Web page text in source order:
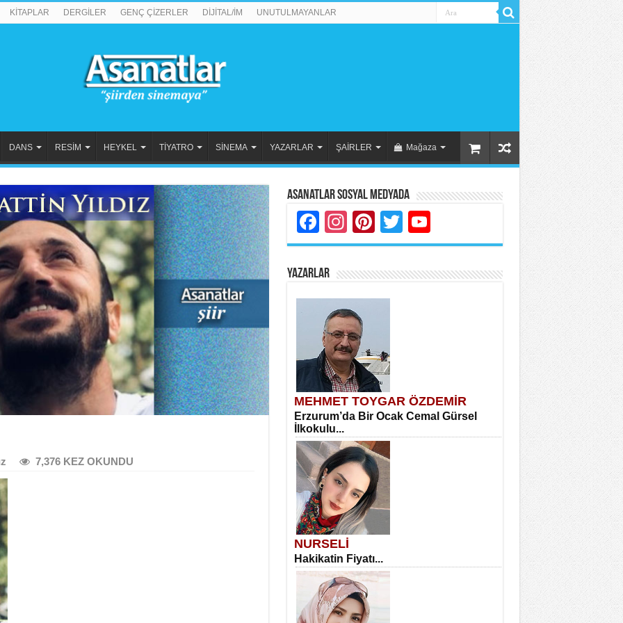
KİTAPLAR DERGİLER GENÇ ÇİZERLER DİJİTAL/İM UNUTULMAYANLAR
DANS RESİM HEYKEL TİYATRO SİNEMA YAZARLAR ŞAİRLER Mağaza
7,376 KEZ OKUNDU
Asanatlar Sosyal Medyada
Facebook
Instagram
Pinterest
Twitter
YAZARLAR
MEHMET TOYGAR ÖZDEMİR
Erzurum’da Bir Ocak Cemal Gürsel
İlkokulu...
NURSELİ
Hakikatin Fiyatı...